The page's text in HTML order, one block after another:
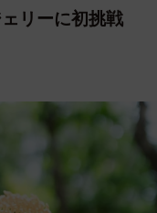
リーに初挑戦